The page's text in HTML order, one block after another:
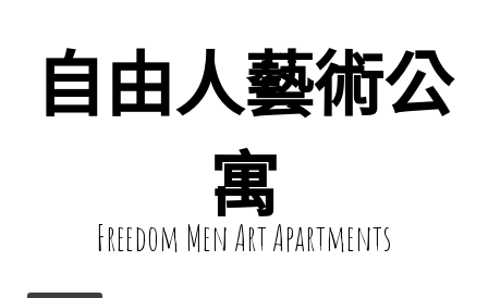
自由人藝術公
寓
Freedom Men Art Apartments